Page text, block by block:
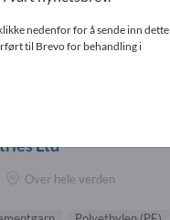
Ltd
Over hele verden
nedenfor for å sende inn dette
til Brevo for behandling i